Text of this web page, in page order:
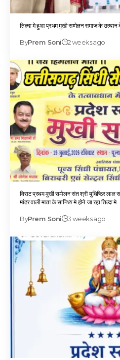
तिल्दा मे हुआ प्रथम मुखी सम्मेलन समाज के उत्थान
ByPrem Soni 2 weeks ago
विराट प्रथम मुखी सम्मेलन संत श्री युधिष्ठिर लाल
मांढर वाली माता के सानिध्य मे होने जा रहा तिल्दा मे
ByPrem Soni 3 weeks ago